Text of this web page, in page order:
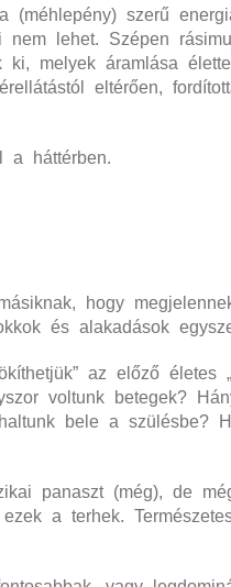
szerű
nem lehet. Szépen
melyek áramlása
eltérően,
a háttérben.
hogy
és alakadások
az előző életes
voltunk betegek?
bele a szülésbe?
panaszt (még), de
a terhek.